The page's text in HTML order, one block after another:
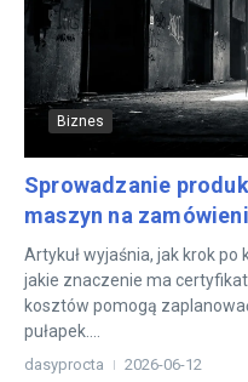
Biznes
Sprowadzanie
maszyn na
Artykuł wyjaśnia, jak krok
jakie znaczenie ma
kosztów pomogą
pułapek....
dasyprocta 2026-06-12